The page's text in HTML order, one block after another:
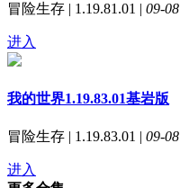
冒险生存 | 1.19.81.01 | 09-08
进入
我的世界1.19.83.01基岩版
冒险生存 | 1.19.83.01 | 09-08
进入